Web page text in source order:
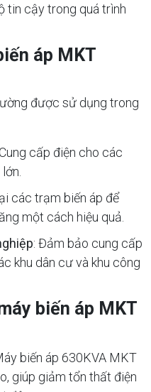
tin cậy trong quá trình
áp MKT
được sử dụng trong
cấp điện cho các
các trạm biến áp để
một cách hiệu quả.
: Đảm bảo cung cấp
khu dân cư và khu công
biến áp MKT
biến áp 630KVA MKT
giúp giảm tổn thất điện